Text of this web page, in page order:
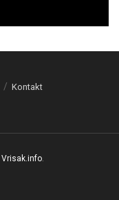
Kontakt
Vrisak.info.